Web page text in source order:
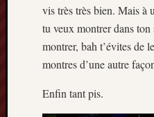
vis très très bien. Mais à
tu veux montrer dans
montrer, bah t’évites de
montres d’une autre
Enfin tant pis.